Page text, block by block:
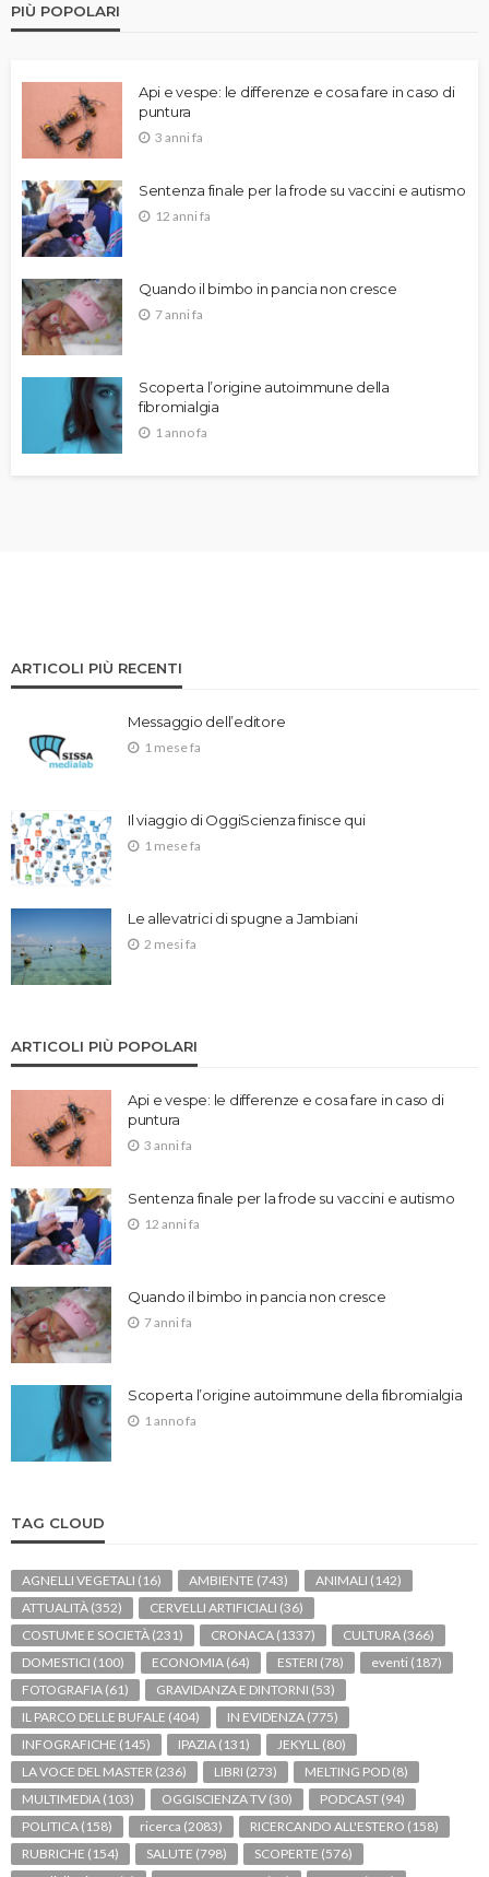
PIÙ POPOLARI
Api e vespe: le differenze e cosa fare in caso di
puntura
3 anni fa
Sentenza finale per la frode su vaccini e autismo
12 anni fa
Quando il bimbo in pancia non cresce
7 anni fa
Scoperta l’origine autoimmune della
fibromialgia
1 anno fa
ARTICOLI PIÙ RECENTI
Messaggio dell’editore
1 mese fa
Il viaggio di OggiScienza finisce qui
1 mese fa
Le allevatrici di spugne a Jambiani
2 mesi fa
ARTICOLI PIÙ POPOLARI
Api e vespe: le differenze e cosa fare in caso di
puntura
3 anni fa
Sentenza finale per la frode su vaccini e autismo
12 anni fa
Quando il bimbo in pancia non cresce
7 anni fa
Scoperta l’origine autoimmune della fibromialgia
1 anno fa
TAG CLOUD
AGNELLI VEGETALI (16) AMBIENTE (743) ANIMALI (142)
ATTUALITÀ (352) CERVELLI ARTIFICIALI (36)
COSTUME E SOCIETÀ (231) CRONACA (1337) CULTURA (366)
DOMESTICI (100) ECONOMIA (64) ESTERI (78) eventi (187)
FOTOGRAFIA (61) GRAVIDANZA E DINTORNI (53)
IL PARCO DELLE BUFALE (404) IN EVIDENZA (775)
INFOGRAFICHE (145) IPAZIA (131) JEKYLL (80)
LA VOCE DEL MASTER (236) LIBRI (273) MELTING POD (8)
MULTIMEDIA (103) OGGISCIENZA TV (30) PODCAST (94)
POLITICA (158) ricerca (2083) RICERCANDO ALL'ESTERO (158)
RUBRICHE (154) SALUTE (798) SCOPERTE (576)